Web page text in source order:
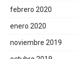
febrero 2020
enero 2020
noviembre 2019